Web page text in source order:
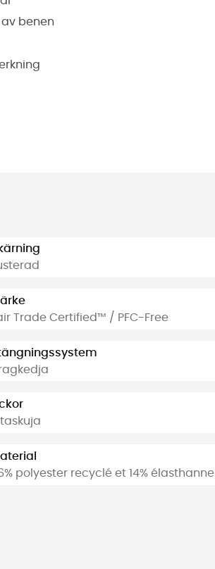
benen
Trade Certified™ / PFC-Free
polyester recyclé et 14% élasthanne